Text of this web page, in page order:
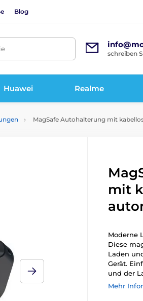
Blog
schreiben
Huawei Realme
MagSafe Autohalterung mit
mit
Moderne
Diese
Laden
Gerät.
und der
Mehr